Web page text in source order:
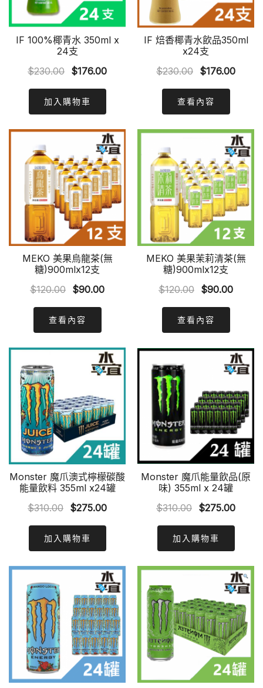
IF 100%椰青水 350ml x
24支
$230.00 Original
was:
$230.00.
$176.00Current
加入購物車
IF 焙香椰青水飲品350ml
x24支
$230.00 Original
was:
$230.00.
$176.00
查看內容
MEKO 美果烏龍茶(無
糖)900mlx12支
$120.00 Original
was:
$120.00.
$90.00Current
查看內容
MEKO 美果茉莉清茶(無
糖)900mlx12支
$120.00 Original
was:
$120.00.
$90.00
查看內容
Monster 魔爪澳式檸檬碳酸
能量飲料 355ml x24罐
$310.00 Original
was:
$310.00.
$275.00Current
加入購物車
Monster 魔爪能量飲品(原
味) 355ml x 24罐
$310.00 Original
was:
$310.00.
$275.00
加入購物車